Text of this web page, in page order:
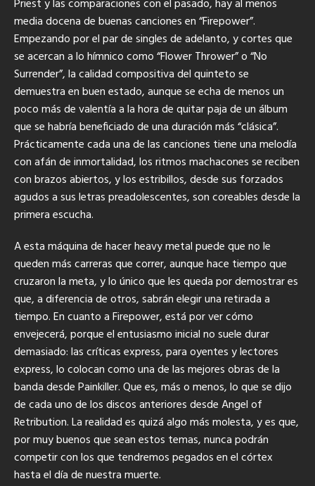
Priest y las comparaciones con el pasado, hay al menos
media docena de buenas canciones en “Firepower”.
Empezando por el par de singles de adelanto, y cortes que
se acercan a lo hímnico como “Flower Thrower” o “No
Surrender”, la calidad compositiva del quinteto se
demuestra en buen estado, aunque se echa de menos un
poco más de valentía a la hora de quitar paja de un álbum
que se habría beneficiado de una duración más “clásica”.
Prácticamente cada una de las canciones tiene una melodía
con afán de inmortalidad, los ritmos machacones se reciben
con brazos abiertos, y los estribillos, desde sus forzados
agudos a sus letras preadolescentes, son coreables desde la
primera escucha.
A esta máquina de hacer heavy metal puede que no le
queden más carreras que correr, aunque hace tiempo que
cruzaron la meta, y lo único que les queda por demostrar es
que, a diferencia de otros, sabrán elegir una retirada a
tiempo. En cuanto a Firepower, está por ver cómo
envejecerá, porque el entusiasmo inicial no suele durar
demasiado: las críticas express, para oyentes y lectores
express, lo colocan como una de las mejores obras de la
banda desde Painkiller. Que es, más o menos, lo que se dijo
de cada uno de los discos anteriores desde Angel of
Retribution. La realidad es quizá algo más molesta, y es que,
por muy buenos que sean estos temas, nunca podrán
competir con los que tendremos pegados en el córtex
hasta el día de nuestra muerte.